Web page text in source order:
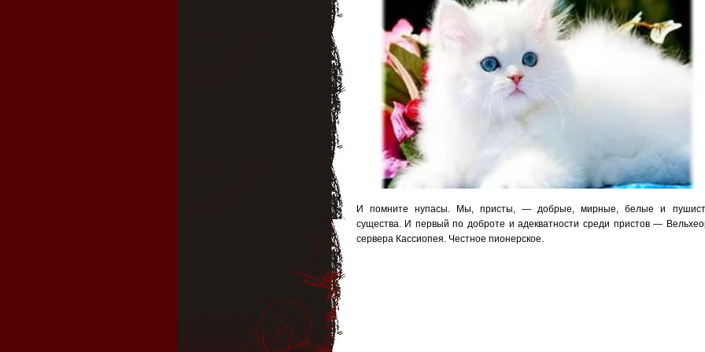
И помните нупасы. Мы, присты, — добрые, мирные, белые и
существа. И первый по доброте и адекватности среди пристов —
сервера Кассиопея. Честное пионерское.